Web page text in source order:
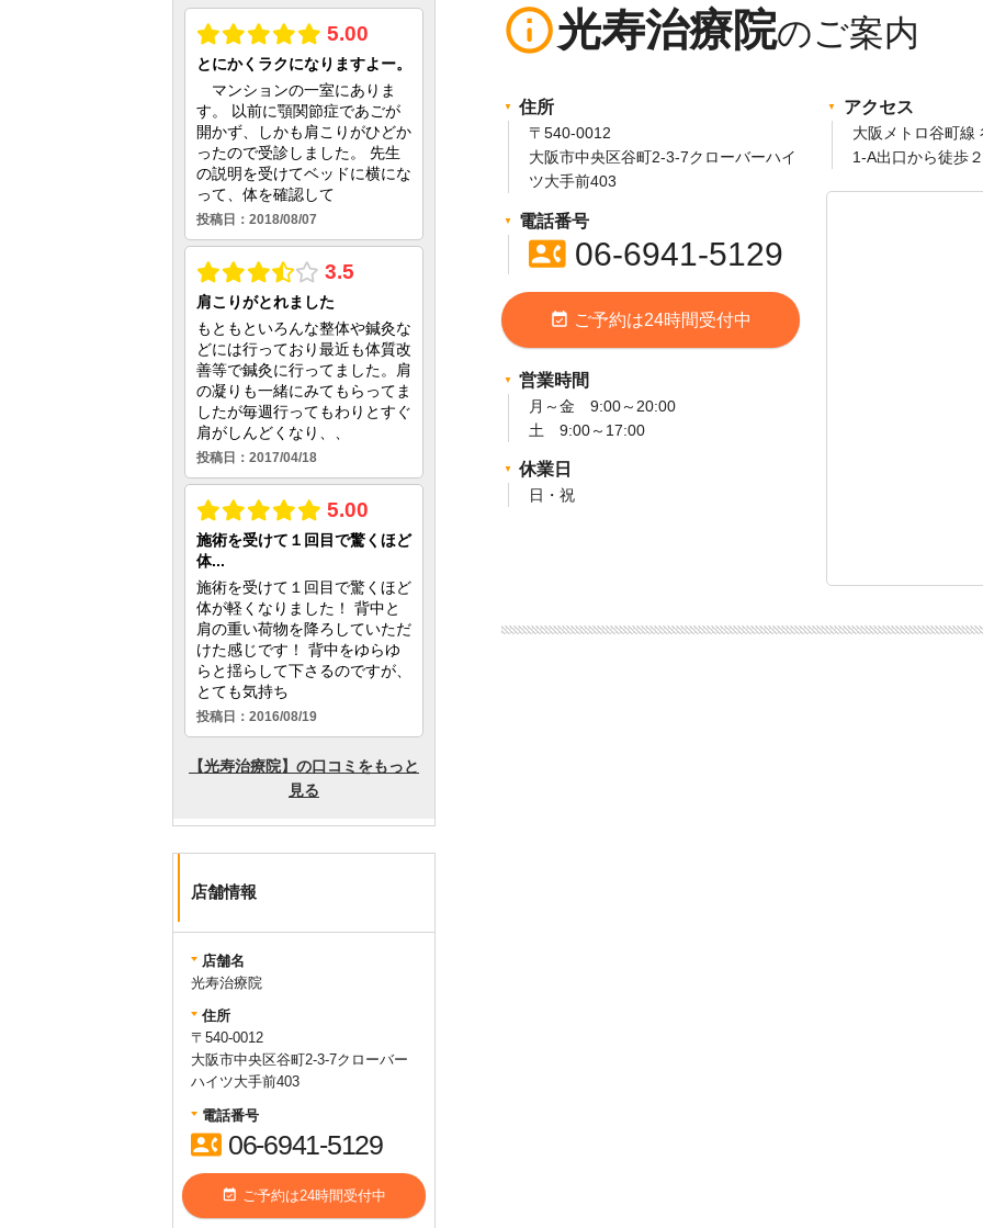
info_outline光寿治療院
住所
〒540-0012
大阪市中央区谷町2-3-7クローバーハイ
ツ大手前403
電話番号
contact_phone06-6941-5129
event_available ご予約は24時間受付中
営業時間
月～金 9:00～20:00
土 9:00～17:00
休業日
日・祝
アクセス
大阪メトロ谷町線
1-A出口から徒歩
の資格を取得し、認定院として認
められておりますのでご安心くだ
さい。
店舗情報
店舗名
光寿治療院
住所
〒540-0012
大阪市中央区谷町2-3-7クローバー
ハイツ大手前403
電話番号
contact_phone 06-6941-5129
event_available ご予約は24時間受付中